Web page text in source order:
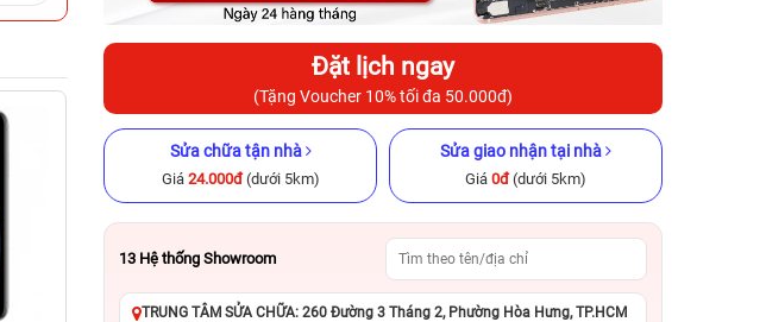
-5.900.000đ -2.600.000đ -3.400.000đ
Đặt lịch ngay
(Tặng Voucher 10% tối đa 50.000đ)
Sửa chữa tận nhà
Giá 24.000đ(dưới 5km)
Sửa giao nhận tại nhà
Giá 0đ(dưới 5km)
13 Hệ thống Showroom
TRUNG TÂM SỬA CHỮA: 260 Đường 3 Tháng 2, Phường Hòa Hưng, TP.HCM